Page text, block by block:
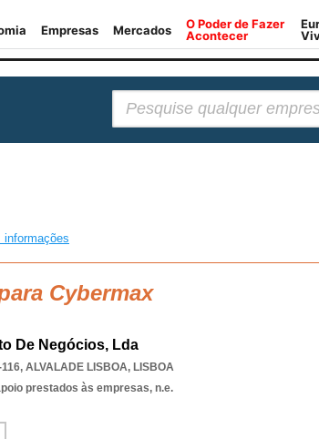
informações
Cybermax
De Negócios, Lda
, ALVALADE LISBOA, LISBOA
prestados às empresas, n.e.